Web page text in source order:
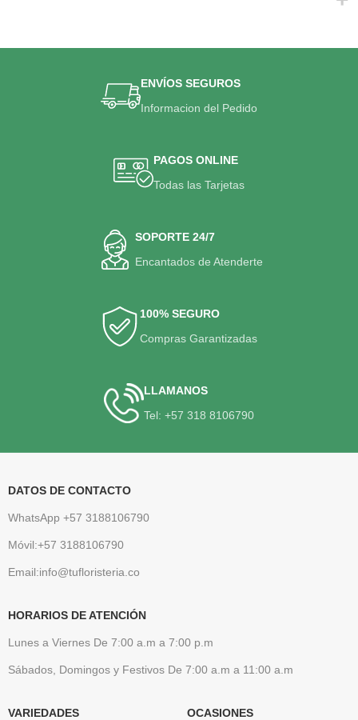
ENVÍOS SEGUROS
Informacion del Pedido
PAGOS ONLINE
Todas las Tarjetas
SOPORTE 24/7
Encantados de Atenderte
100% SEGURO
Compras Garantizadas
LLAMANOS
Tel: +57 318 8106790
DATOS DE CONTACTO
WhatsApp +57 3188106790
Móvil:+57 3188106790
Email:info@tufloristeria.co
HORARIOS DE ATENCIÓN
Lunes a Viernes De 7:00 a.m a 7:00 p.m
Sábados, Domingos y Festivos De 7:00 a.m a 11:00 a.m
VARIEDADES OCASIONES